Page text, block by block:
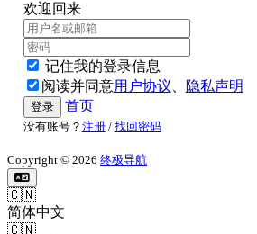
欢迎回来
记住我的登录信息
阅读并同意用户协议 、 隐私声明
登录 首页
没有账号？ 注册/ 找回密码
Copyright © 2026 终极导航
🇨🇳
简体中文
🇨🇳